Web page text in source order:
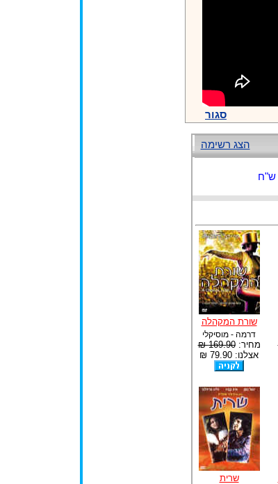
סגור
הצג רשימה
שורת המקהלה
דרמה - מוסיקלי
מחיר:169.90 ₪
אצלנו: 79.90 ₪
שרית